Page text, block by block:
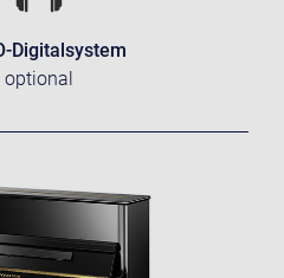
Digitalsystem
optional